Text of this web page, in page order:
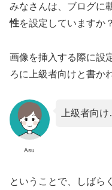
みなさんは、ブログに
性を設定していますか？
画像を挿入する際に設
ろに上級者向けと書か
Asu
上級者向け
ということで、しばら